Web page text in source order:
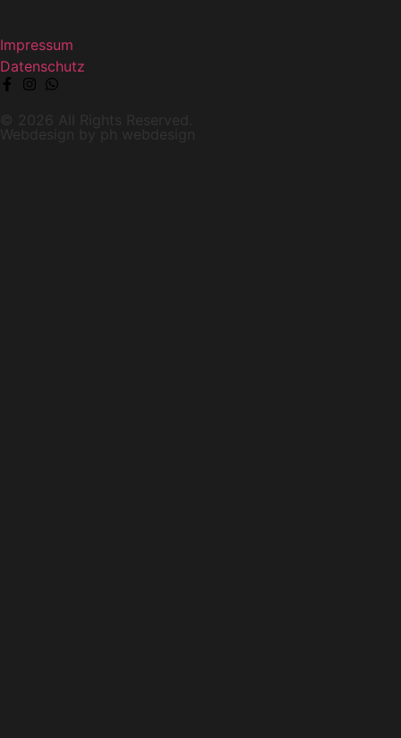
Impressum
Datenschutz
© 2026 All Rights Reserved.
Webdesign by
ph webdesign